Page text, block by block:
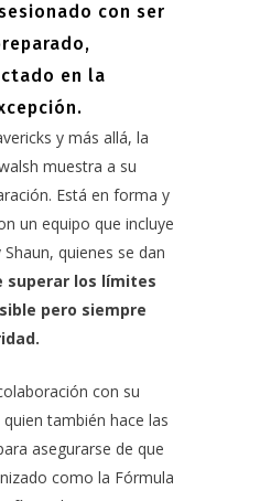
con ser
en la
y más allá, la
muestra a su
Está en forma y
un equipo que incluye
quienes se dan
superar los límites
pero siempre
con su
quien también hace las
asegurarse de que
como la Fórmula